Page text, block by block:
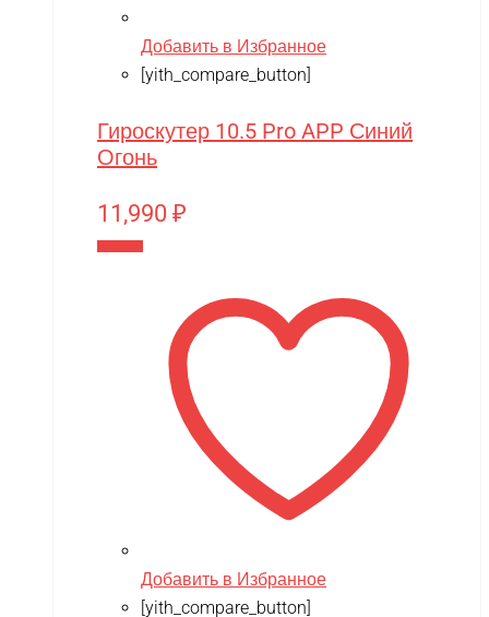
Добавить в Избранное
[yith_compare_button]
Гироскутер 10.5 Pro APP Синий
Огонь
11,990 ₽
Добавить в Избранное
[yith_compare_button]